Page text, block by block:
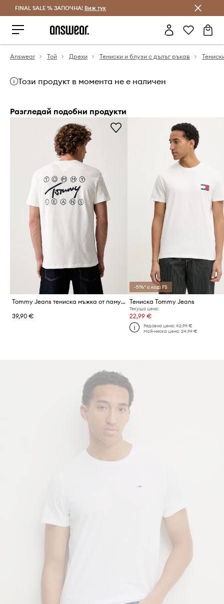
Спестявай с Answear Club
FINAL SALE % ЗАПОЧНА! Виж тук
Answear Той Дрехи Тениски и блузи с дълъг ръкав
Този продукт в момента не е наличен
Разгледай подобни продукти
Tommy Jeans тениска мъжка от памук
39,90 €
-5%* с код: FS
Тениска Tommy Jeans
Текуща цена:
22,99 €
Редовна цена: 42,99 €
Най-ниска цена: 24,99 €